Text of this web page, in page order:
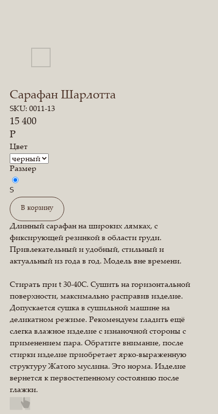
Сарафан Шарлотта
SKU: 0011-13
15 400
Р
Цвет
Размер
S
В корзину
Длинный сарафан на широких лямках, с
фиксирующей резинкой в области груди.
Привлекательный и удобный, стильный и
актуальный из года в год. Модель вне времени.
Стирать при t 30-40C. Сушить на горизонтальной
поверхности, максимально расправив изделие.
Допускается сушка в сушильной машине на
деликатном режиме. Рекомендуем гладить ещё
слегка влажное изделие с изнаночной стороны с
применением пара. Обратите внимание, после
стирки изделие приобретает ярко-выраженную
структуру Жатого муслина. Это норма. Изделие
вернется к первостепенному состоянию после
глажки.